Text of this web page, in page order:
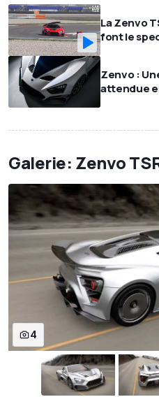
La Zenvo
font le
Zenvo :
attendue
Galerie: Zenvo
4